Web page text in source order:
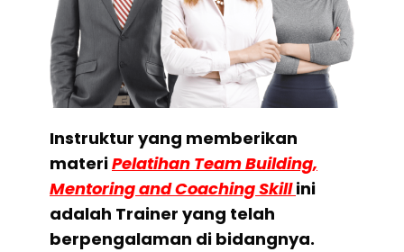
Instruktur yang memberikan
materiPelatihan Team Building,
Mentoring and Coaching Skillini
adalah Trainer yang telah
berpengalaman di bidangnya.